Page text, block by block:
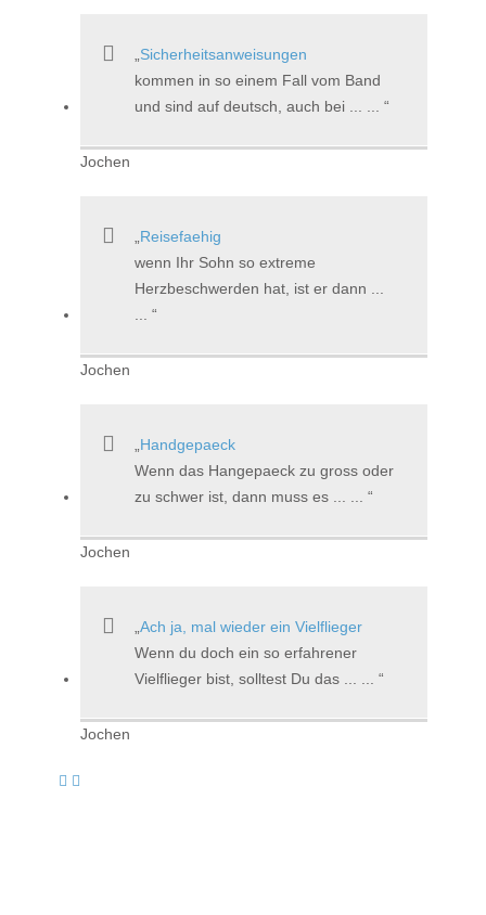
Sicherheitsanweisungen
kommen in so einem Fall vom Band
und sind auf deutsch, auch bei ... ...
Jochen
Reisefaehig
wenn Ihr Sohn so extreme
Herzbeschwerden hat, ist er dann ...
Jochen
Handgepaeck
Wenn das Hangepaeck zu gross oder
zu schwer ist, dann muss es ... ...
Jochen
Ach ja, mal wieder ein Vielflieger
Wenn du doch ein so erfahrener
Vielflieger bist, solltest Du das ... ...
Jochen